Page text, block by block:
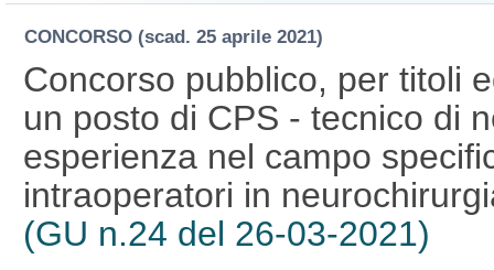
CONCORSO (scad. 25 aprile 2021)
Concorso pubblico, per titoli
un posto di CPS - tecnico di
esperienza nel campo
intraoperatori in
(GU n.24 del 26-03-2021)